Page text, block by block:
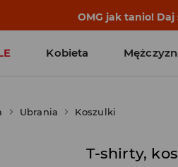
OMG jak tanio! Daj
Kobieta
Ubrania Koszulki
T-shirty,